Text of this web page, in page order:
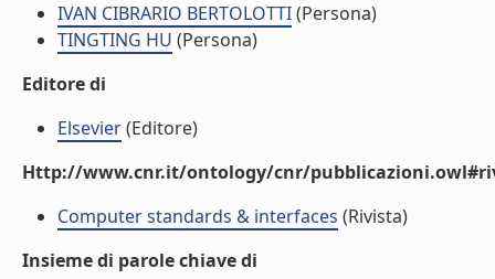
IVAN CIBRARIO BERTOLOTTI(Persona)
TINGTING HU (Persona)
Editore di
Elsevier(Editore)
Http://www.cnr.it/ontology/cnr/
Computer standards & interfaces (Rivista)
Insieme di parole chiave di